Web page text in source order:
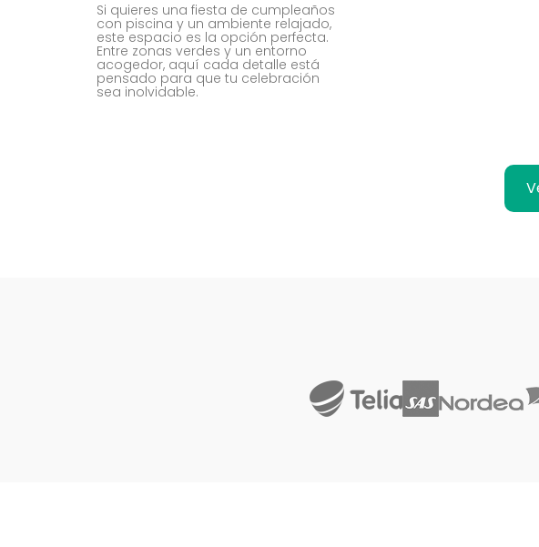
Si quieres una fiesta de cumpleaños
con piscina y un ambiente relajado,
este espacio es la opción perfecta.
Entre zonas verdes y un entorno
acogedor, aquí cada detalle está
pensado para que tu celebración
sea inolvidable.